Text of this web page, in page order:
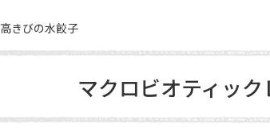
高きびの水餃子
マクロビオティック